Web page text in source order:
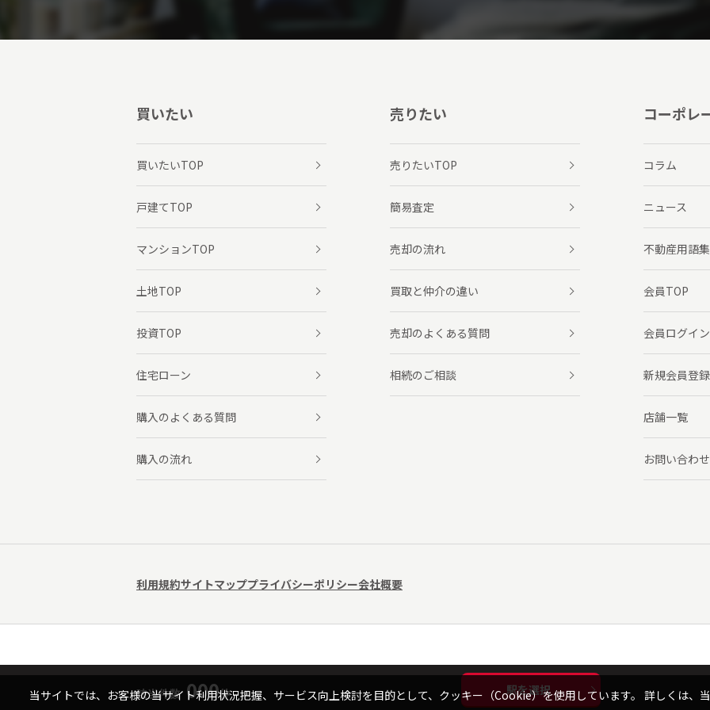
該当件数 000件 駅を選択
買いたい
買いたいTOP
戸建てTOP
マンションTOP
土地TOP
投資TOP
住宅ローン
購入のよくある質問
購入の流れ
売りたい
売りたいTOP
簡易査定
売却の流れ
買取と仲介の違い
売却のよくある質問
相続のご相談
コーポレ
コラム
ニュース
不動産用語集
会員TOP
会員ログイン
新規会員登録
店舗一覧
お問い合わせ
利用規約サイトマッププライバシーポリシー会社概要
当サイトでは、お客様の当サイト利用状況把握、サービス向上検討を目的として、クッキー（Cookie）を使用しています。 詳しくは、